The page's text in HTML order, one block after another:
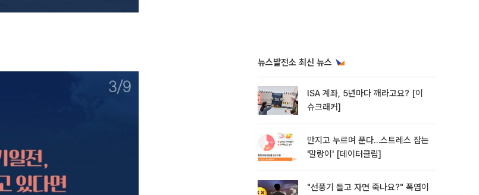
뉴스발전소 최신 뉴스
ISA 계좌, 5년마다 깨라고요? [이
슈크래커]
만지고 누르며 푼다…스트레스 잡는
'말랑이' [데이터클립]
"선풍기 틀고 자면 죽나요?" 폭염이